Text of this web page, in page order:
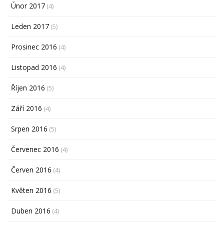
Únor 2017 (4)
Leden 2017 (5)
Prosinec 2016 (4)
Listopad 2016 (4)
Říjen 2016 (5)
Září 2016 (4)
Srpen 2016 (5)
Červenec 2016 (4)
Červen 2016 (4)
Květen 2016 (5)
Duben 2016 (4)